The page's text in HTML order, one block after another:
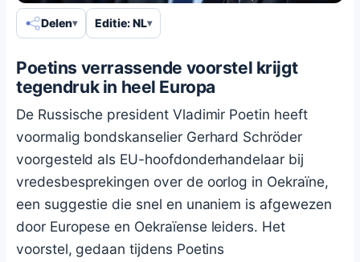
Delen Editie: NL
Poetins verrassende voorstel krijgt
tegendruk in heel Europa
De Russische president Vladimir Poetin heeft
voormalig bondskanselier Gerhard Schröder
voorgesteld als EU-hoofdonderhandelaar bij
vredesbesprekingen over de oorlog in Oekraïne,
een suggestie die snel en unaniem is afgewezen
door Europese en Oekraïense leiders. Het
voorstel, gedaan tijdens Poetins